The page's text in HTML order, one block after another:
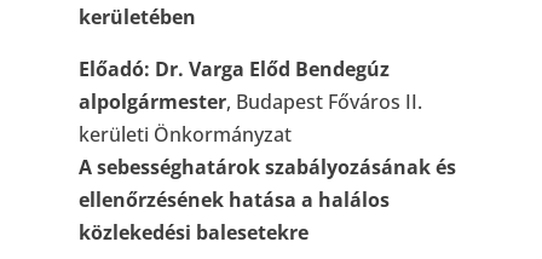
kerületében
Előadó: Dr. Varga Előd Bendegúz
alpolgármester, Budapest Főváros II.
kerületi Önkormányzat
A sebességhatárok szabályozásának és
ellenőrzésének hatása a halálos
közlekedési balesetekre